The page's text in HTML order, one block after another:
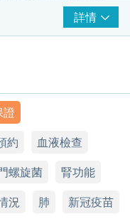
程度)
傳播速率 (血管硬
性心肌梗塞風險)
、抗甲狀腺過氧化
反應攻擊正常細胞
中心將於隨後1-2個
預約身體檢查的時
在訂單確認後1個
0680)。
health.ESDlife發出
後寄出。客戶可於
方法聯絡客戶服務
) 或電話 (3151
上之人士
歳以下人士)
詳情
樓
– 6:00p.m.
證
約
血液檢查
螺旋菌
腎功能
況 肺
新冠疫苗